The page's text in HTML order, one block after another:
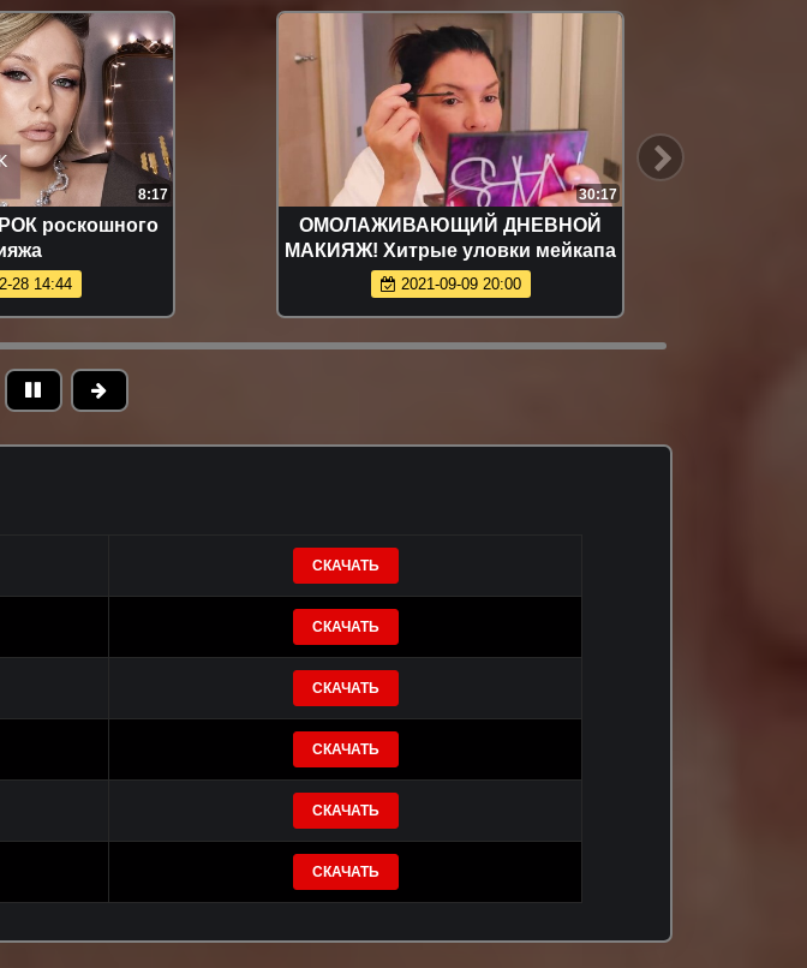
8:17
роскошного
28 14:44
30:17
ОМОЛАЖИВАЮЩИЙ ДНЕВНОЙ
МАКИЯЖ! Хитрые уловки мейкапа
2021-09-09 20:00
СКАЧАТЬ
СКАЧАТЬ
СКАЧАТЬ
СКАЧАТЬ
СКАЧАТЬ
СКАЧАТЬ